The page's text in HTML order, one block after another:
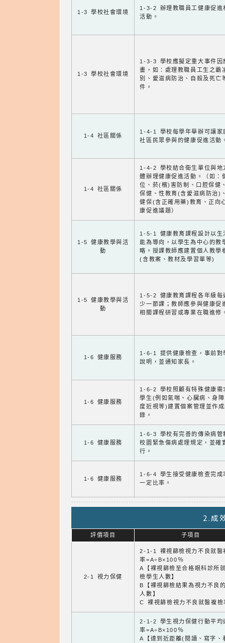
1-3 學校社會環境
1-3-2 辦理教職員工健康促進
活動。
1-3 學校社會環境
1-3-3 學校應擬定重大事件因
畫，如：處理教職員工生之霸
別、愛滋病防治、自殺及死亡
件。
1-4 社區關係
1-4-1 學校每學年舉辦可讓家
社區民眾參與的健康促進活動
1-4 社區關係
1-4-2 學校結合衛生單位與地
體辦理健康促進活動。（如：
位、菸(檳)害防制、口腔保健
保健、性教育(含愛滋病防治)
健保(含正確用藥)教育、正向
康促進議題）
1-5 健康教學與活
動
1-5-1 健康教育課程設計以生
能為導向，以學生為中心的教
略。授課教師應建置個人教學
(含教案、教材及學習單等)
1-5 健康教學與活
動
1-5-2 健康教育課程各年級每
少一節課；教師應參與健康促
相關課程研習或專業在職進修
1-6 健康服務
1-6-1 提供健康檢查，事前對
說明，並通知家長。
1-6 健康服務
1-6-2 學校照顧有特殊健康需
學生(例如氣喘、心臟病、身
度近視等)建置個案管理並作
錄。
1-6 健康服務
1-6-3 學校有完善的傳染病管
校園緊急傷病處理規定，並確
行。
1-6 健康服務
1-6-4 學生接受健康檢查完成
一定比率。
2.成
評價項目 子項目
2-1 視力保健
2-1-1 裸視篩檢視力不良就醫
率=A÷B×100％
A【裸視篩檢至合格眼科診所
檢學生人數】
B【裸視篩檢結果為視力不良
人數】
C 裸視篩檢視力不良就醫複檢
2-1-2 學生視力保健行動平均
率=A÷B×100％
A【達到近距離(閱讀、寫字、